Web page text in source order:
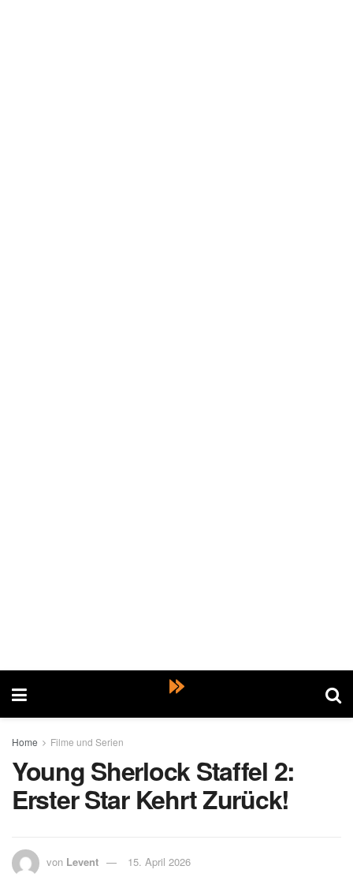
Home Filme und Serien
Young Sherlock Staffel 2:
Erster Star Kehrt Zurück!
von Levent 15. April 2026